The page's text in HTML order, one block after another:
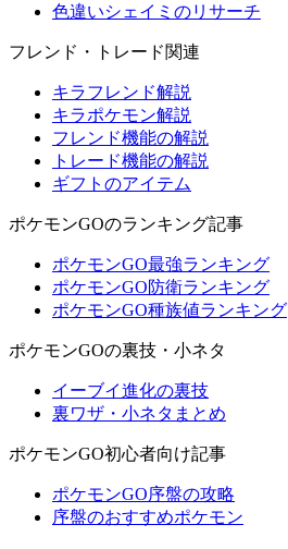
色違いシェイミのリサーチ
フレンド・トレード関連
キラフレンド解説
キラポケモン解説
フレンド機能の解説
トレード機能の解説
ギフトのアイテム
ポケモンGOのランキング記事
ポケモンGO最強ランキング
ポケモンGO防衛ランキング
ポケモンGO種族値ランキング
ポケモンGOの裏技・小ネタ
イーブイ進化の裏技
裏ワザ・小ネタまとめ
ポケモンGO初心者向け記事
ポケモンGO序盤の攻略
序盤のおすすめポケモン